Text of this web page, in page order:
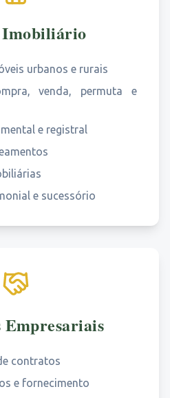
urbanos e rurais
venda, permuta e
e registral
e sucessório
contratos
e fornecimento